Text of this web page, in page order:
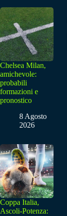
Chelsea Milan,
amichevole:
probabili
formazioni e
pronostico
8 Agosto
2026
Coppa Italia,
Ascoli-Potenza: